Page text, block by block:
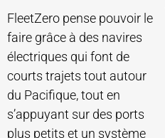
FleetZero pense pouvoir le
faire grâce à des navires
électriques qui font de
courts trajets tout autour
du Pacifique, tout en
s’appuyant sur des ports
plus petits et un système